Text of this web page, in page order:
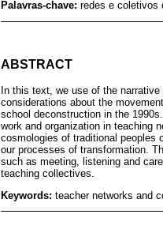
Palavras-chave: redes e coletivos
ABSTRACT
In this text, we use of the
considerations about the
school deconstruction in the
work and organization in teaching
cosmologies of traditional peoples
our processes of transformation.
such as meeting, listening and
teaching collectives.
Keywords: teacher networks and